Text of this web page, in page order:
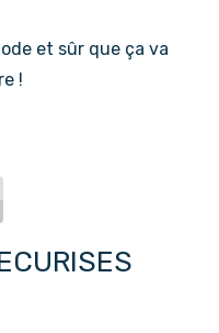
et sûr que ça va
!